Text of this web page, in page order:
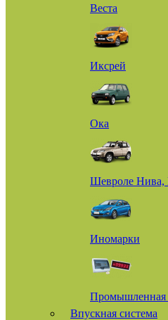
Веста
Иксрей
Ока
Шевроле Нива,
Иномарки
Промышленная
Впускная система